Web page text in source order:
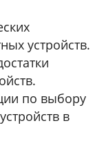
устройств.
по выбору
в